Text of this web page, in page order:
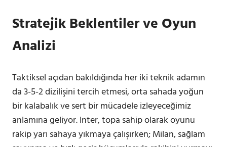
Stratejik Beklentiler ve Oyun
Analizi
Taktiksel açıdan bakıldığında her iki teknik adamın
da 3-5-2 dizilişini tercih etmesi, orta sahada yoğun
bir kalabalık ve sert bir mücadele izleyeceğimiz
anlamına geliyor. Inter, topa sahip olarak oyunu
rakip yarı sahaya yıkmaya çalışırken; Milan, sağlam